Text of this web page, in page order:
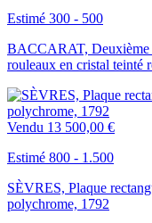
Estimé 300 - 500
BACCARAT, Deuxième
rouleaux en cristal teinté
Vendu 13 500,00 €
Estimé 800 - 1.500
SÈVRES, Plaque
polychrome, 1792